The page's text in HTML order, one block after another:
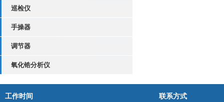
巡检仪
手操器
调节器
氧化锆分析仪
工作时间 联系方式